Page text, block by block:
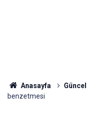
Anasayfa Güncel
benzetmesi